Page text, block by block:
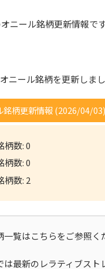
ニール銘柄更新情報です
ニール銘柄を更新しまし
銘柄更新情報 (2026/04/03)
柄数: 0
柄数: 0
柄数: 2
一覧はこちらをご参照く
は最新のレラティブスト